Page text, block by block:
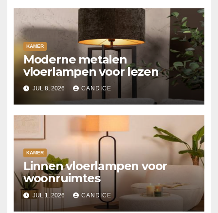
KAMER
Moderne metalen
vloerlampen voor lezen
JUL 8, 2026 CANDICE
KAMER
Linnen vloerlampen voor
woonruimtes
JUL 1, 2026 CANDICE